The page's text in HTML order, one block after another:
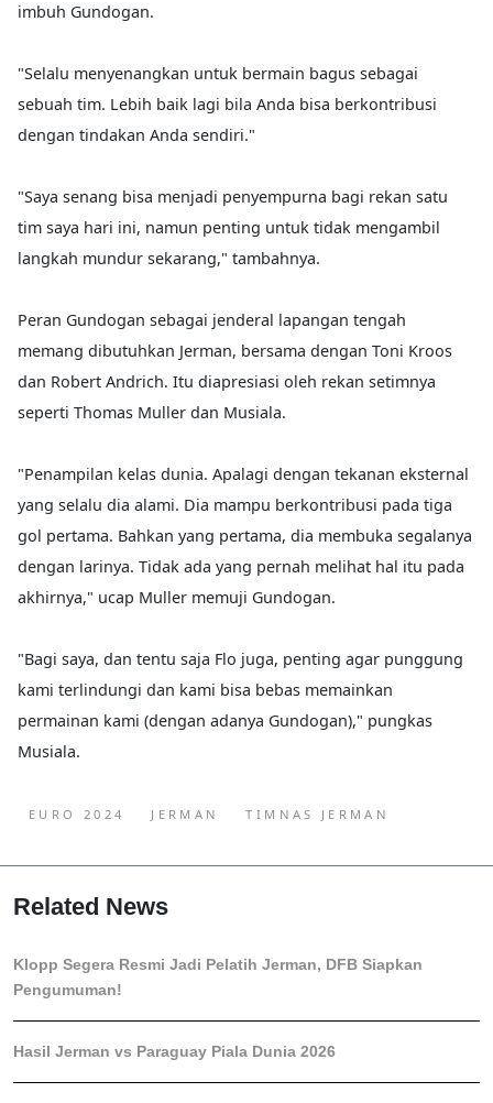
imbuh Gundogan.
"Selalu menyenangkan untuk bermain bagus sebagai
sebuah tim. Lebih baik lagi bila Anda bisa berkontribusi
dengan tindakan Anda sendiri."
"Saya senang bisa menjadi penyempurna bagi rekan satu
tim saya hari ini, namun penting untuk tidak mengambil
langkah mundur sekarang," tambahnya.
Peran Gundogan sebagai jenderal lapangan tengah
memang dibutuhkan Jerman, bersama dengan Toni Kroos
dan Robert Andrich. Itu diapresiasi oleh rekan setimnya
seperti Thomas Muller dan Musiala.
"Penampilan kelas dunia. Apalagi dengan tekanan eksternal
yang selalu dia alami. Dia mampu berkontribusi pada tiga
gol pertama. Bahkan yang pertama, dia membuka segalanya
dengan larinya. Tidak ada yang pernah melihat hal itu pada
akhirnya," ucap Muller memuji Gundogan.
"Bagi saya, dan tentu saja Flo juga, penting agar punggung
kami terlindungi dan kami bisa bebas memainkan
permainan kami (dengan adanya Gundogan)," pungkas
Musiala.
EURO 2024 JERMAN TIMNAS JERMAN
Related News
Klopp Segera Resmi Jadi Pelatih Jerman, DFB Siapkan
Pengumuman!
Hasil Jerman vs Paraguay Piala Dunia 2026